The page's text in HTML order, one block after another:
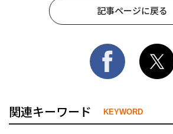
記事ページに戻る
関連キーワード KEYWORD